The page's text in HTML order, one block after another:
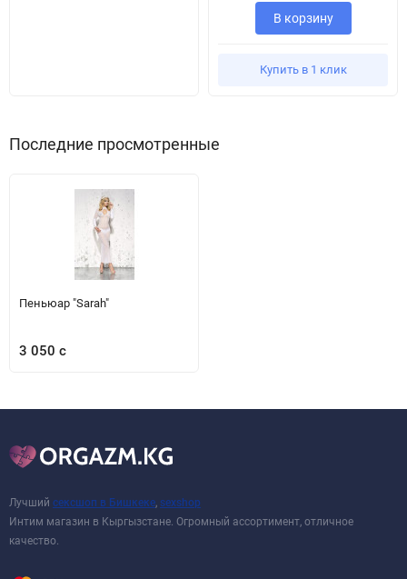
В корзину
Купить в 1 клик
Последние просмотренные
Пеньюар "Sarah"
3 050 с
Лучший сексшоп в Бишкеке sexshop
Интим магазин в Кыргызстане. Огромный ассортимент, отличное
качество.